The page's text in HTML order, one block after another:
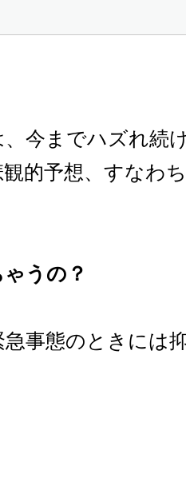
今までハズれ続
的予想、すなわ
うの？
事態のときには